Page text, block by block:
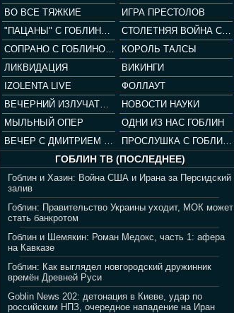
ВО ВСЕ ТЯЖКИЕ
ИГРА ПРЕСТОЛОВ
"ПАЦАНЫ" С ГОБЛИНОМ
СТОЛЕТНЯЯ ВОЙНА С КЛИМОМ ЖУКОВЫМ И ГОБЛИНОМ
СОПРАНО С ГОБЛИНОМ (РАЗБОР СЕРИАЛА)
КОРОЛЬ ТАЛСЫ
ЛИКВИДАЦИЯ
ВИКИНГИ
IZOLENTA LIVE
ФОЛЛАУТ
ВЕЧЕРНИЙ ИЗЛУЧАТЕЛЬ
НОВОСТИ НАУКИ
МЫЛЬНЫЙ ОПЕР
ОДНИ ИЗ НАС ГОБЛИН
ВЕЧЕР С ДМИТРИЕМ ПУЧКОВЫМ
ПРОСЛУШКА С ГОБЛИНОМ
ГОБЛИН ТВ (ПОСЛЕДНЕЕ)
Гоблин и Хазин: Война США и Ирана за Персидский
залив
Гоблин: Правительство Украины уходит, МОК может
стать банкротом
Гоблин и Шемякин: Роман Медокс, часть 1: афера
на Кавказе
Гоблин: Как выглядел новгородский дружинник
времён Древней Руси
Goblin News 202: детонация в Киеве, удар по
российским НПЗ, очередное нападение на Иран